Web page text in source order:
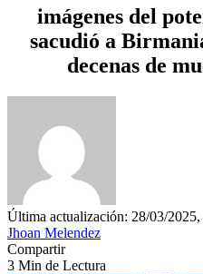
imágenes del
sacudió a
decenas de
Última actualización: 28/03/2025,
Jhoan Melendez
Compartir
3 Min de Lectura